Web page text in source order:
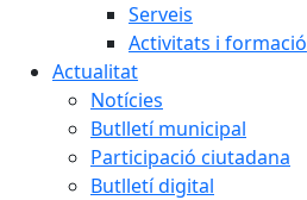
Serveis
Activitats i formació
Actualitat
Notícies
Butlletí municipal
Participació ciutadana
Butlletí digital